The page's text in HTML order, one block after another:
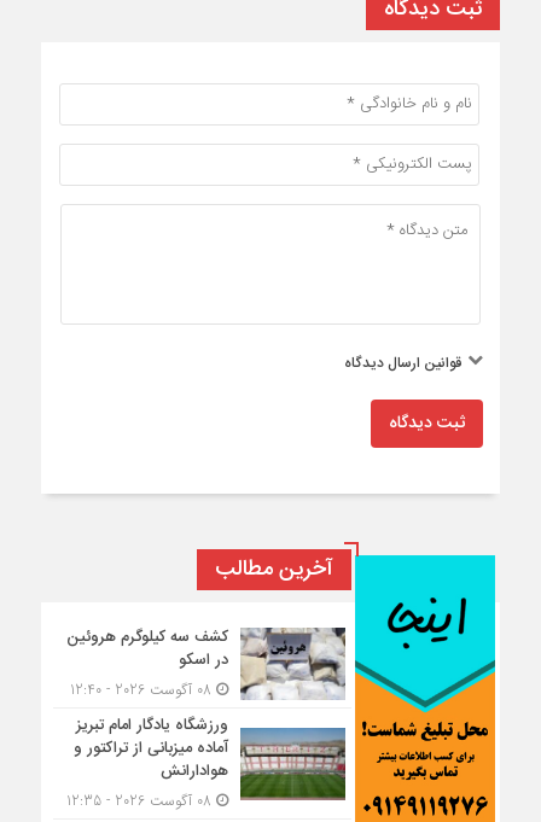
ثبت دیدگاه
قوانین ارسال دیدگاه
ثبت دیدگاه
آخرین مطالب
کشف سه کیلوگرم هروئین
در اسکو
ورزشگاه یادگار امام تبریز
آماده میزبانی از تراکتور و
هوادارانش